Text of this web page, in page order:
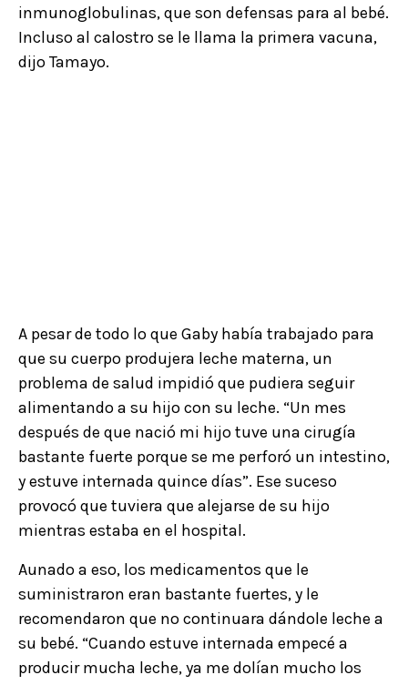
inmunoglobulinas, que son defensas para al bebé.
Incluso al calostro se le llama la primera vacuna,
dijo Tamayo.
A pesar de todo lo que Gaby había trabajado para
que su cuerpo produjera leche materna, un
problema de salud impidió que pudiera seguir
alimentando a su hijo con su leche. “Un mes
después de que nació mi hijo tuve una cirugía
bastante fuerte porque se me perforó un intestino,
y estuve internada quince días”. Ese suceso
provocó que tuviera que alejarse de su hijo
mientras estaba en el hospital.
Aunado a eso, los medicamentos que le
suministraron eran bastante fuertes, y le
recomendaron que no continuara dándole leche a
su bebé. “Cuando estuve internada empecé a
producir mucha leche, ya me dolían mucho los